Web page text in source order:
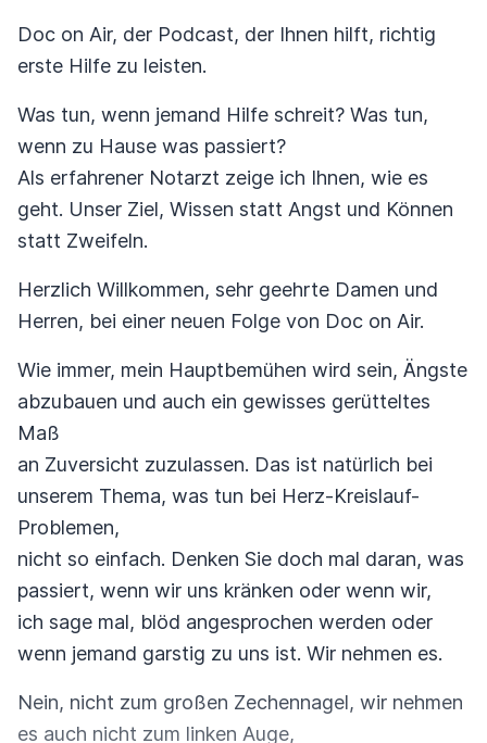
Doc on Air, der Podcast, der Ihnen hilft, richtig
erste Hilfe zu leisten.
Was tun, wenn jemand Hilfe schreit? Was tun,
wenn zu Hause was passiert?
Als erfahrener Notarzt zeige ich Ihnen, wie es
geht. Unser Ziel, Wissen statt Angst und Können
statt Zweifeln.
Herzlich Willkommen, sehr geehrte Damen und
Herren, bei einer neuen Folge von Doc on Air.
Wie immer, mein Hauptbemühen wird sein, Ängste
abzubauen und auch ein gewisses gerütteltes
Maß
an Zuversicht zuzulassen. Das ist natürlich bei
unserem Thema, was tun bei Herz-Kreislauf-
Problemen,
nicht so einfach. Denken Sie doch mal daran, was
passiert, wenn wir uns kränken oder wenn wir,
ich sage mal, blöd angesprochen werden oder
wenn jemand garstig zu uns ist. Wir nehmen es.
Nein, nicht zum großen Zechennagel, wir nehmen
es auch nicht zum linken Auge,